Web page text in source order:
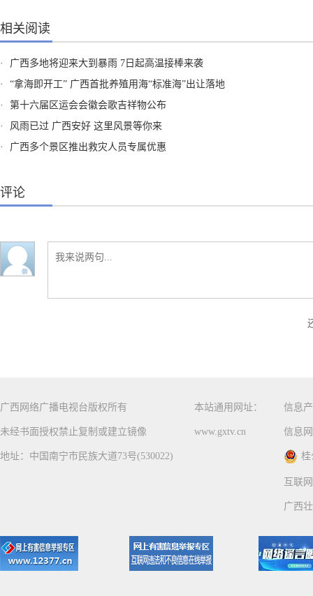
相关阅读
·
广西多地将迎来大到暴雨 7日起高温接棒来袭
·
“拿海即开工” 广西首批养殖用海“标准海”出让落地
·
第十六届区运会会徽会歌吉祥物公布
·
风雨已过 广西安好 这里风景等你来
·
广西多个景区推出救灾人员专属优惠
评论
广西网络广播电视台版权所有
未经书面授权禁止复制或建立镜像
地址：中国南宁市民族大道73号(530022)
本站通用网址：
www.gxtv.cn
信息
信息
桂
互联
广西